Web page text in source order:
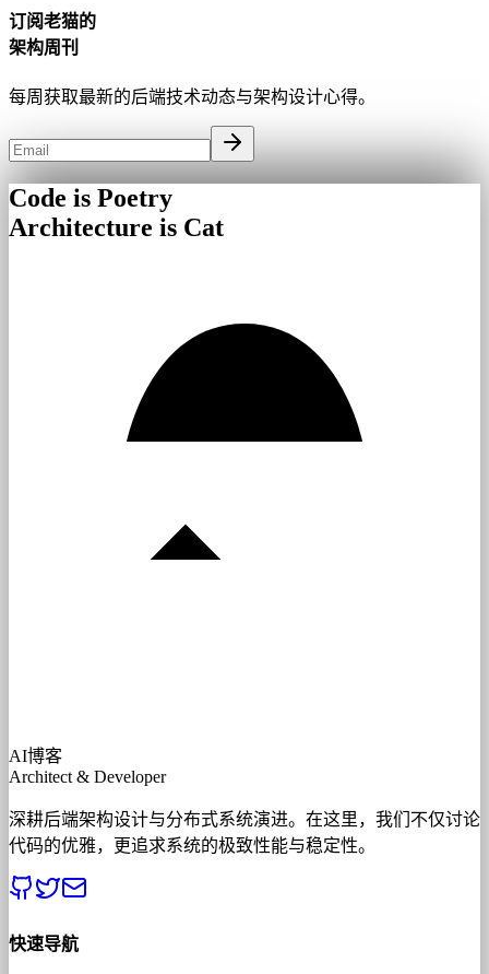
订阅老猫的
架构周刊
每周获取最新的后端技术动态与架构设计心得。
Code is Poetry
Architecture is Cat
AI博客
Architect & Developer
深耕后端架构设计与分布式系统演进。在这里，我们不仅讨论
代码的优雅，更追求系统的极致性能与稳定性。
快速导航